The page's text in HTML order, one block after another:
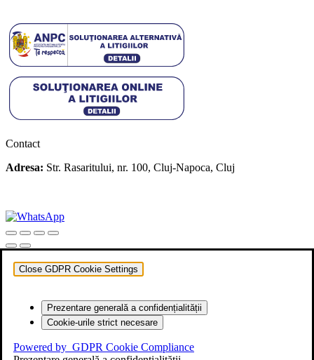
Contact
Adresa: Str. Rasaritului, nr. 100, Cluj-Napoca, Cluj
Close GDPR Cookie Settings
Prezentare generală a confidențialității
Cookie-urile strict necesare
Powered by GDPR Cookie Compliance